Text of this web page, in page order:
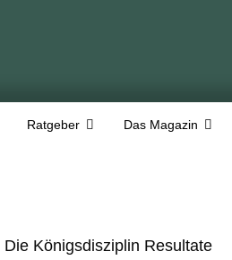
Ratgeber Das Magazin
Königsdisziplin Resultate